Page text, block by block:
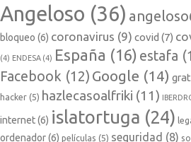
Angeloso (36)
bloqueo (6) coronavirus (9) covid (7)
(4) ENDESA (4) España (16) estafa
Facebook (12) Google (14)
hacker (5) hazlecasoalfriki (11)
internet(6) islatortuga (24)
ordenador(6) películas (5) seguridad (8)